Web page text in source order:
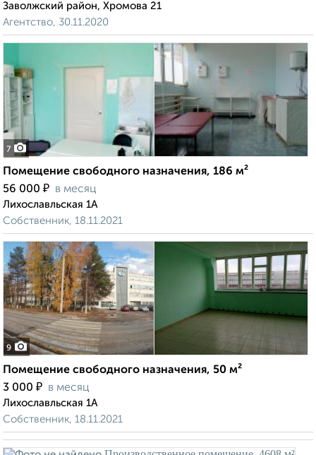
Заволжский район, Хромова 21
Агентство, 30.11.2020
7
Помещение свободного назначения, 186 м²
56 000 ₽ в месяц
Лихославльская 1А
Собственник, 18.11.2021
9
Помещение свободного назначения, 50 м²
3 000 ₽ в месяц
Лихославльская 1А
Собственник, 18.11.2021